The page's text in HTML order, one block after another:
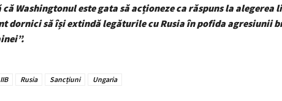
Washingtonul este gata să acționeze ca răspuns la alegerea
dornici să își extindă legăturile cu Rusia în pofida agresiunii
IIB Rusia Sancțiuni Ungaria